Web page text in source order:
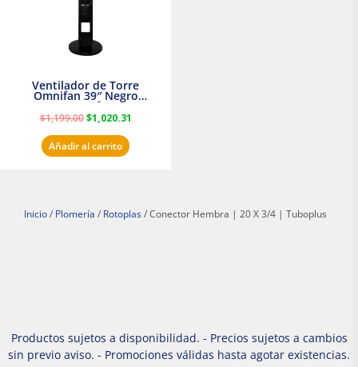
Ventilador de Torre
Omnifan 39″ Negro
Masterfan
$1,199.00 $1,020.31
Añadir al carrito
Inicio / Plomería / Rotoplas / Conector Hembra | 20 X 3/4 | Tuboplus
Productos sujetos a disponibilidad. - Precios sujetos a cambios
sin previo aviso. - Promociones válidas hasta agotar existencias.